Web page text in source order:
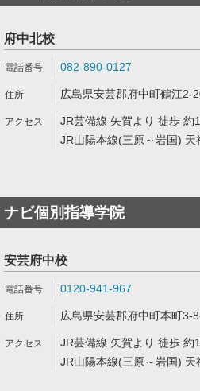
府中北校
082-890-0127
広島県安芸郡府中町鶴江2-
JR芸備線 矢賀より 徒歩 約
JR山陽本線(三原～岩国)
ナビ個別指導学院
安芸府中校
0120-941-967
広島県安芸郡府中町本町3-
JR芸備線 矢賀より 徒歩 約
JR山陽本線(三原～岩国)